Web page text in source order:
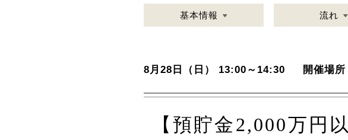
基本情報 流れ
8月28日（日） 13:00～14:30 開催場所
【預貯金2,000万円